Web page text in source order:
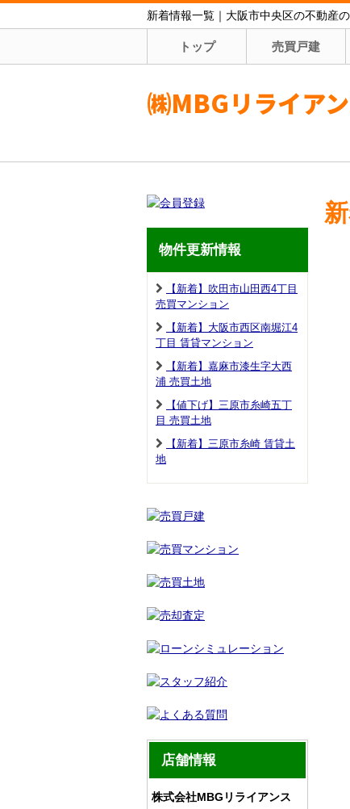
新着情報一覧｜大阪市中央区の不動産
トップ 売買戸建
㈱MBGリライア
物件更新情報
【新着】吹田市山田西4丁目
売買マンション
【新着】大阪市西区南堀江4
丁目 賃貸マンション
【新着】嘉麻市漆生字大西
浦 売買土地
【値下げ】三原市糸崎五丁
目 売買土地
【新着】三原市糸崎 賃貸土
地
店舗情報
株式会社MBGリライアンス